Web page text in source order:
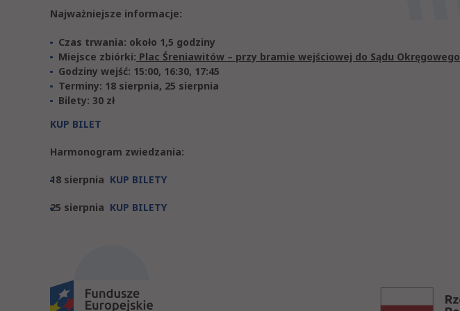
Najważniejsze informacje:
Czas trwania: około 1,5 godziny
Miejsce zbiórki: Plac Śreniawitów – przy bramie wejściowej do Sądu Okręgowego
Godziny wejść: 15:00, 16:30, 17:45
Terminy: 18 sierpnia, 25 sierpnia
Bilety: 30 zł
KUP BILET
Harmonogram zwiedzania:
18 sierpnia KUP BILETY
25 sierpnia KUP BILETY